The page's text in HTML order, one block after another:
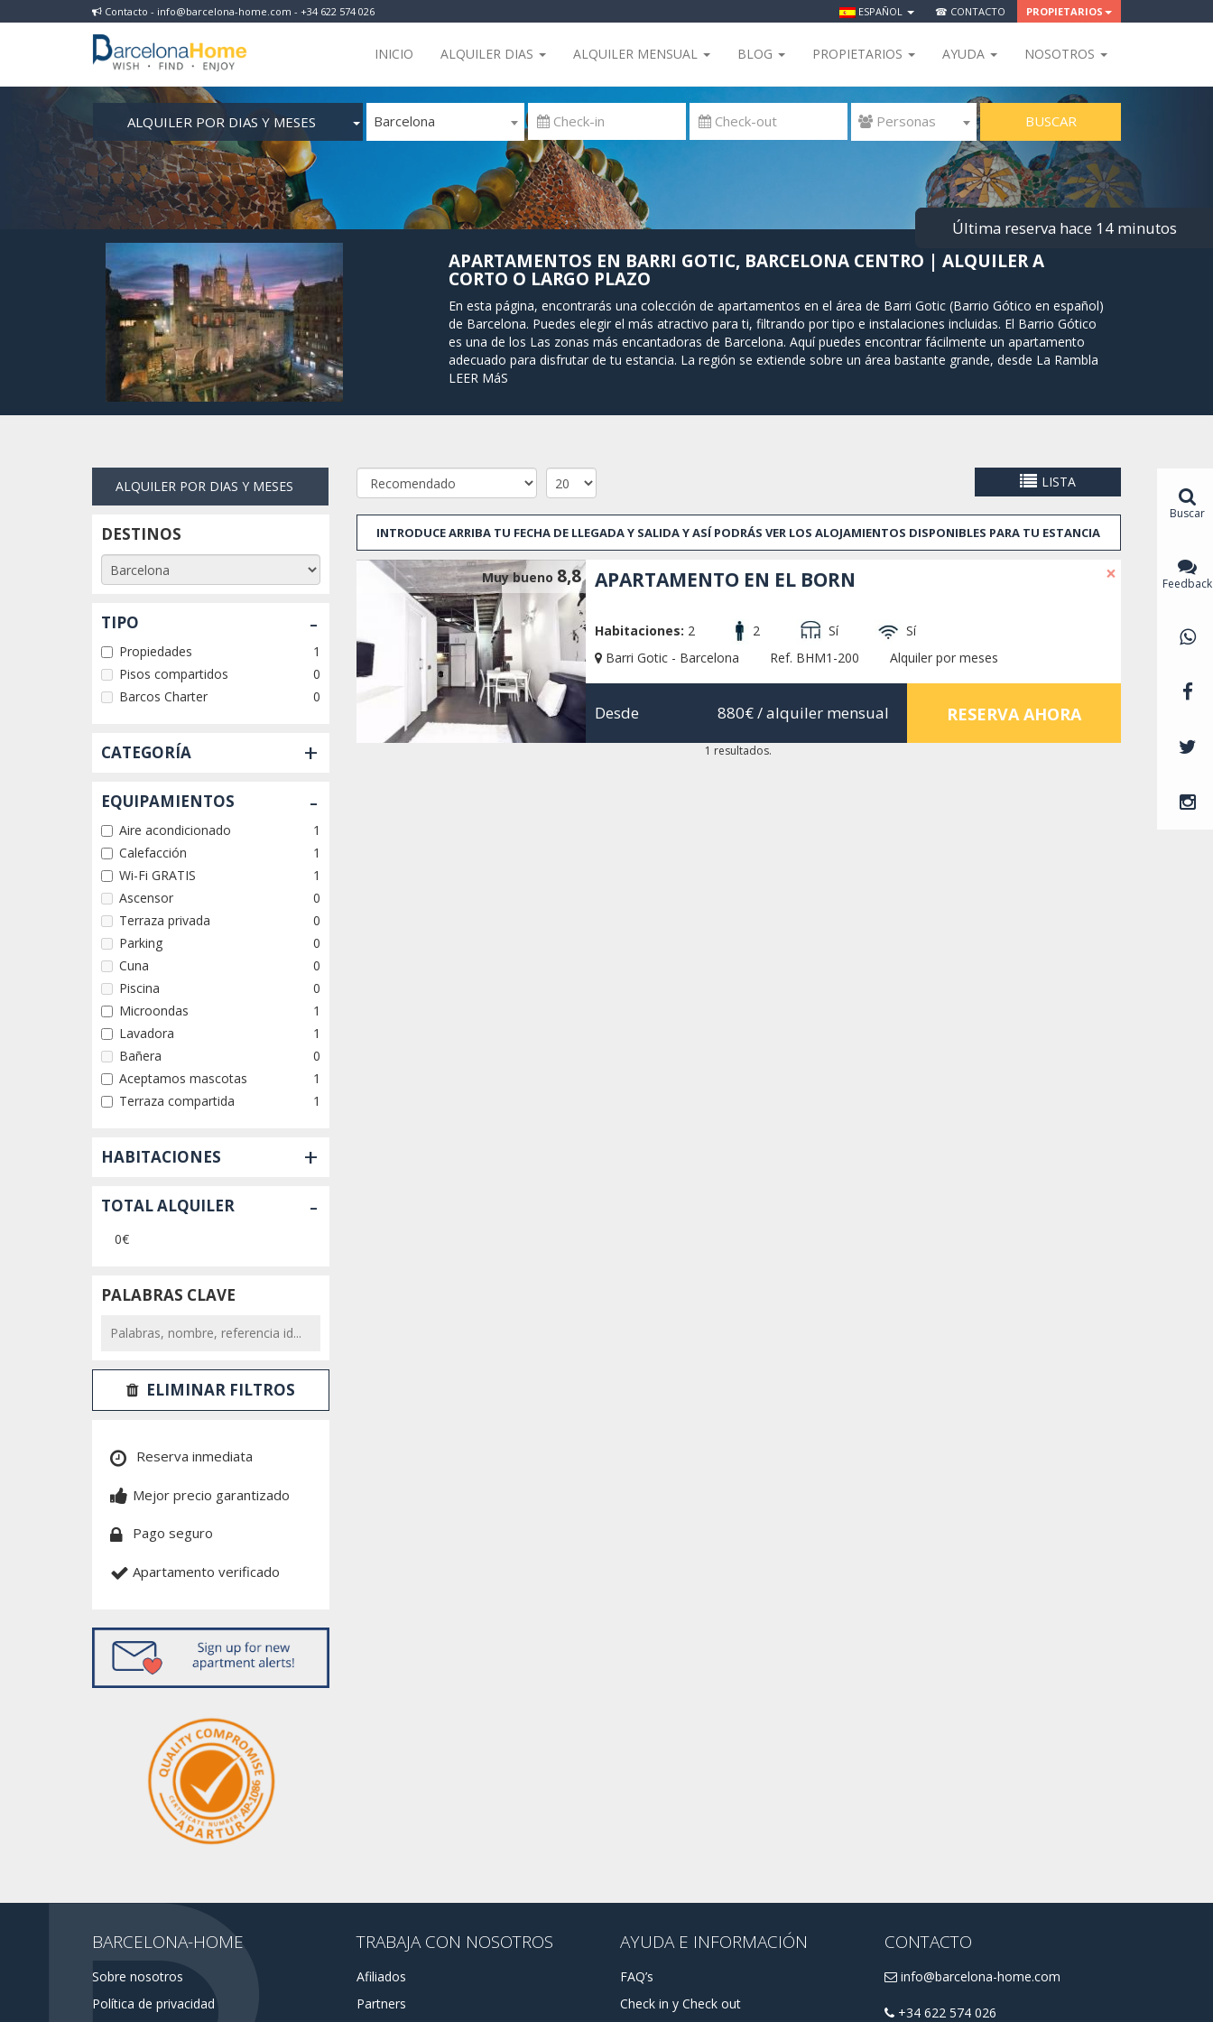
Contacto - info@barcelona-home.com - +34 622 574 026 ESPAÑOL ☎ CONTACTO PROPIETARIOS
INICIO ALQUILER DIAS ALQUILER MENSUAL BLOG PROPIETARIOS AYUDA NOSOTROS
ALQUILER POR DIAS Y MESES Barcelona  Personas BUSCAR
APARTAMENTOS EN BARRI GOTIC, BARCELONA CENTRO | ALQUILER A
CORTO O LARGO PLAZO
En esta página, encontrarás una colección de apartamentos en el área de Barri Gotic (Barrio Gótico en español)
de Barcelona. Puedes elegir el más atractivo para ti, filtrando por tipo e instalaciones incluidas. El Barrio Gótico
es una de los Las zonas más encantadoras de Barcelona. Aquí puedes encontrar fácilmente un apartamento
adecuado para disfrutar de tu estancia. La región se extiende sobre un área bastante grande, desde La Rambla
hasta Via Laietana, y desde el puerto hasta la Plaza Catalunya. Cuando visites el Barrio Gótico, no te pierdas la
sentir la historia de la antigua época romana. También hay varias tiendas pequeñas que merecen una visita.
y su proximidad a la playa hace de la zona un lugar ideal para tu estancia en Barcelona!
Los apartamentos en Barri Gotic están justo en el corazón del centro de Barcelona. Entonces, si está buscando
alquilar un apartamento en el centro de Barcelona, esta es la mejor opción. La zona está bien conectada por
transporte público, que te dará acceso al resto de las zonas de Barcelona. Además, le encantará con su amplia
selección de lugares interesantes para comer tapas, beber chupitos y sangría.
Barcelona Home le ayudará a encontrar una propiedad inmobiliaria adecuada a su elección: áticos, casas,
habitaciones en apartamentos compartidos, apartamentos espaciosos o estudios en el Barrio Gótico.
Brindamos servicios de buena calidad y nuestra prioridad es hacer que tengas una estadía cómoda. Si tienes
alguna pregunta o necesitas asistencia en el proceso de reserva, siempre puedes contactarnos.
LEER MáS
ALQUILER POR DIAS Y MESES
DESTINOS
TIPO -
Propiedades
1
Pisos compartidos
0
Barcos Charter
0
CATEGORÍA +
EQUIPAMIENTOS -
Aire acondicionado
1
Calefacción
1
Wi-Fi GRATIS
1
Ascensor
0
Terraza privada
0
Parking
0
Cuna
0
Piscina
0
Microondas
1
Lavadora
1
Bañera
0
Aceptamos mascotas
1
Terraza compartida
1
HABITACIONES +
TOTAL ALQUILER -
0€
PALABRAS CLAVE
ELIMINAR FILTROS
Reserva inmediata
Mejor precio garantizado
Pago seguro
Apartamento verificado
LISTA
INTRODUCE ARRIBA TU FECHA DE LLEGADA Y SALIDA Y ASÍ PODRÁS VER LOS ALOJAMIENTOS DISPONIBLES PARA TU ESTANCIA
Muy bueno 8,8 ×
APARTAMENTO EN EL BORN
Habitaciones: 2 2 Sí
Sí
Barri Gotic - Barcelona
Ref. BHM1-200 Alquiler por meses
Desde 880€/ alquiler mensual RESERVA AHORA
1 resultados.
Última reserva hace 14 minutos
BARCELONA-HOME
Sobre nosotros
Política de privacidad
TRABAJA CON NOSOTROS
Afiliados
Partners
AYUDA E INFORMACIÓN
FAQ’s
Check in y Check out
CONTACTO
info@barcelona-home.com
+34 622 574 026
Buscar
Feedback